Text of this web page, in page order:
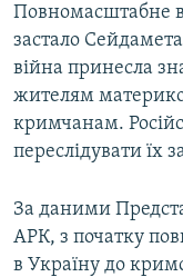
Повномасштабне
застало
війна принесла
жителям
кримчанам.
переслідувати їх
За даними
АРК, з початку
в Україну до